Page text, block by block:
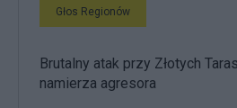
Głos Regionów
Brutalny atak przy Złotych
namierza agresora